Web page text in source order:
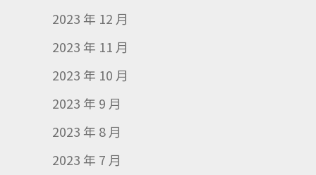
2023 年 12 月
2023 年 11 月
2023 年 10 月
2023 年 9 月
2023 年 8 月
2023 年 7 月